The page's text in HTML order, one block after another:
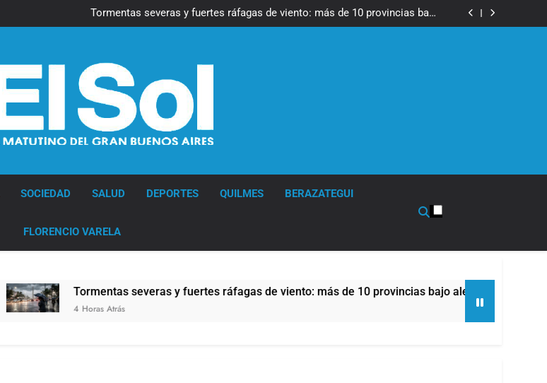
protesta contra la reforma de la Ley de Tierras
Tormentas severas y fuertes ráfagas de viento: más de 10 provincias bajo
alerta meteorológica
Senado debate el proyecto sobre propiedad privada con foco en los
Tormentas severas y fuertes ráfagas de viento: más de 10 provincias bajo
Senado debate el proyecto sobre propiedad privada con foco en los
Día del Cirujano Torácico: una especialidad clave para el cuidado de la
SOCIEDAD SALUD DEPORTES QUILMES BERAZATEGUI
FLORENCIO VARELA
Tormentas severas y fuertes ráfagas de viento: más de 10 provincias bajo alerta meteorológica
4 Horas Atrás